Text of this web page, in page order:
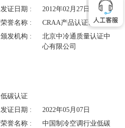
发证日期 :
2012年02月27日
荣誉名称 :
CRAA产品认证证书
颁发机构 :
北京中冷通质量认证中
心有限公司
低碳认证
发证日期 :
2022年05月07日
荣誉名称 :
中国制冷空调行业低碳